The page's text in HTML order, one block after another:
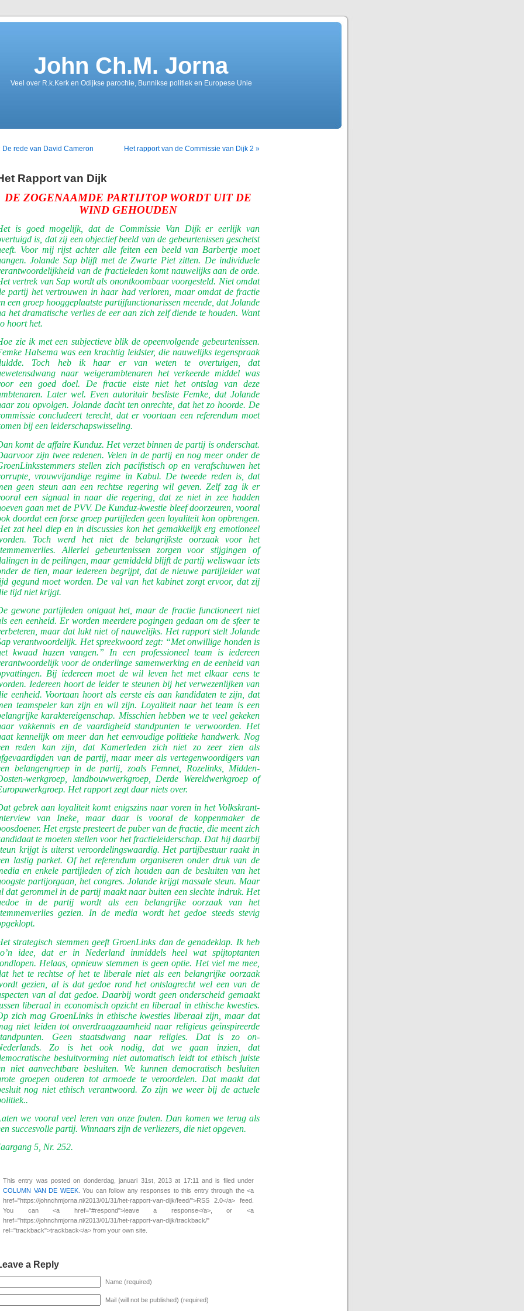
John Ch.M. Jorna
Veel over R.k.Kerk en Odijkse parochie, Bunnikse politiek en Europese Unie
De rede van David Cameron Het rapport van de Commissie van Dijk 2 »
Rapport van Dijk
DE ZOGENAAMDE PARTIJTOP WORDT UIT DE
WIND GEHOUDEN
is goed mogelijk, dat de Commissie Van Dijk er eerlijk van
is, dat zij een objectief beeld van de gebeurtenissen geschetst
Voor mij rijst achter alle feiten een beeld van Barbertje moet
Jolande Sap blijft met de Zwarte Piet zitten. De individuele
van de fractieleden komt nauwelijks aan de orde.
vertrek van Sap wordt als onontkoombaar voorgesteld. Niet omdat
partij het vertrouwen in haar had verloren, maar omdat de fractie
een groep hooggeplaatste partijfunctionarissen meende, dat Jolande
het dramatische verlies de eer aan zich zelf diende te houden. Want
hoort het.
zie ik met een subjectieve blik de opeenvolgende gebeurtenissen.
Halsema was een krachtig leidster, die nauwelijks tegenspraak
Toch heb ik haar er van weten te overtuigen, dat
naar weigerambtenaren het verkeerde middel was
een goed doel. De fractie eiste niet het ontslag van deze
Later wel. Even autoritair besliste Femke, dat Jolande
zou opvolgen. Jolande dacht ten onrechte, dat het zo hoorde. De
concludeert terecht, dat er voortaan een referendum moet
bij een leiderschapswisseling.
komt de affaire Kunduz. Het verzet binnen de partij is onderschat.
zijn twee redenen. Velen in de partij en nog meer onder de
stellen zich pacifistisch op en verafschuwen het
vrouwvijandige regime in Kabul. De tweede reden is, dat
geen steun aan een rechtse regering wil geven. Zelf zag ik er
een signaal in naar die regering, dat ze niet in zee hadden
gaan met de PVV. De Kunduz-kwestie bleef doorzeuren, vooral
doordat een forse groep partijleden geen loyaliteit kon opbrengen.
zat heel diep en in discussies kon het gemakkelijk erg emotioneel
Toch werd het niet de belangrijkste oorzaak voor het
Allerlei gebeurtenissen zorgen voor stijgingen of
in de peilingen, maar gemiddeld blijft de partij weliswaar iets
de tien, maar iedereen begrijpt, dat de nieuwe partijleider wat
gegund moet worden. De val van het kabinet zorgt ervoor, dat zij
tijd niet krijgt.
gewone partijleden ontgaat het, maar de fractie functioneert niet
een eenheid. Er worden meerdere pogingen gedaan om de sfeer te
maar dat lukt niet of nauwelijks. Het rapport stelt Jolande
verantwoordelijk. Het spreekwoord zegt: “Met onwillige honden is
kwaad hazen vangen.” In een professioneel team is iedereen
voor de onderlinge samenwerking en de eenheid van
Bij iedereen moet de wil leven het met elkaar eens te
Iedereen hoort de leider te steunen bij het verwezenlijken van
eenheid. Voortaan hoort als eerste eis aan kandidaten te zijn, dat
teamspeler kan zijn en wil zijn. Loyaliteit naar het team is een
karaktereigenschap. Misschien hebben we te veel gekeken
vakkennis en de vaardigheid standpunten te verwoorden. Het
kennelijk om meer dan het eenvoudige politieke handwerk. Nog
reden kan zijn, dat Kamerleden zich niet zo zeer zien als
van de partij, maar meer als vertegenwoordigers van
belangengroep in de partij, zoals Femnet, Rozelinks, Midden-
werkgroep, landbouwwerkgroep, Derde Wereldwerkgroep of
Het rapport zegt daar niets over.
gebrek aan loyaliteit komt enigszins naar voren in het Volkskrant-
van Ineke, maar daar is vooral de koppenmaker de
Het ergste presteert de puber van de fractie, die meent zich
te moeten stellen voor het fractieleiderschap. Dat hij daarbij
krijgt is uiterst veroordelingswaardig. Het partijbestuur raakt in
lastig parket. Of het referendum organiseren onder druk van de
en enkele partijleden of zich houden aan de besluiten van het
partijorgaan, het congres. Jolande krijgt massale steun. Maar
dat gerommel in de partij maakt naar buiten een slechte indruk. Het
in de partij wordt als een belangrijke oorzaak van het
gezien. In de media wordt het gedoe steeds stevig
strategisch stemmen geeft GroenLinks dan de genadeklap. Ik heb
idee, dat er in Nederland inmiddels heel wat spijtoptanten
Helaas, opnieuw stemmen is geen optie. Het viel me mee,
het te rechtse of het te liberale niet als een belangrijke oorzaak
gezien, al is dat gedoe rond het ontslagrecht wel een van de
van al dat gedoe. Daarbij wordt geen onderscheid gemaakt
liberaal in economisch opzicht en liberaal in ethische kwesties.
zich mag GroenLinks in ethische kwesties liberaal zijn, maar dat
niet leiden tot onverdraagzaamheid naar religieus geïnspireerde
Geen staatsdwang naar religies. Dat is zo on-
Zo is het ook nodig, dat we gaan inzien, dat
besluitvorming niet automatisch leidt tot ethisch juiste
niet aanvechtbare besluiten. We kunnen democratisch besluiten
groepen ouderen tot armoede te veroordelen. Dat maakt dat
nog niet ethisch verantwoord. Zo zijn we weer bij de actuele
we vooral veel leren van onze fouten. Dan komen we terug als
succesvolle partij. Winnaars zijn de verliezers, die niet opgeven.
5, Nr. 252.
This entry was posted on donderdag, januari 31st, 2013 at 17:11 and is filed under
COLUMN VAN DE WEEK. You can follow any responses to this entry through the <a
href="https://johnchmjorna.nl/2013/01/31/het-rapport-van-dijk/feed/">RSS 2.0</a> feed.
You can <a href="#respond">leave a response</a>, or <a
href="https://johnchmjorna.nl/2013/01/31/het-rapport-van-dijk/trackback/"
rel="trackback">trackback</a> from your own site.
a Reply
Name (required)
Mail (will not be published) (required)